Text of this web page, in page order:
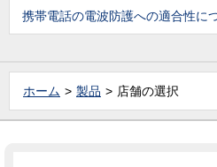
携帯電話の電波防護への適合性に
ホーム 製品 店舗の選択